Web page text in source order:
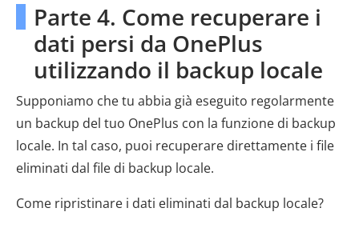
Parte 4. Come recuperare i
dati persi da OnePlus
utilizzando il backup locale
Supponiamo che tu abbia già eseguito regolarmente
un backup del tuo OnePlus con la funzione di backup
locale. In tal caso, puoi recuperare direttamente i file
eliminati dal file di backup locale.
Come ripristinare i dati eliminati dal backup locale?